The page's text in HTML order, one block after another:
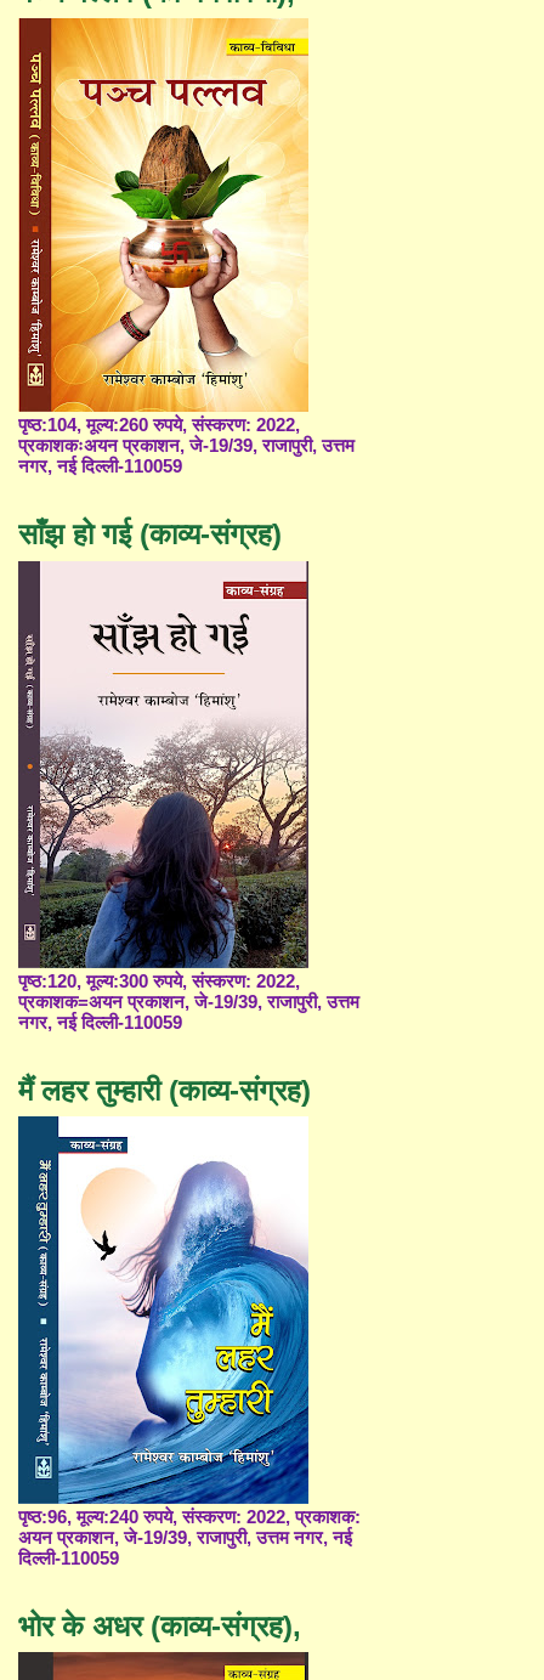
पृष्ठ:104, मूल्य:260 रुपये, संस्करण: 2022,
प्रकाशकःअयन प्रकाशन, जे-19/39, राजापुरी, उत्तम
नगर, नई दिल्ली-110059
साँझ हो गई (काव्य-संग्रह)
पृष्ठ:120, मूल्य:300 रुपये, संस्करण: 2022,
प्रकाशक=अयन प्रकाशन, जे-19/39, राजापुरी, उत्तम
नगर, नई दिल्ली-110059
मैं लहर तुम्हारी (काव्य-संग्रह)
पृष्ठ:96, मूल्य:240 रुपये, संस्करण: 2022, प्रकाशक:
अयन प्रकाशन, जे-19/39, राजापुरी, उत्तम नगर, नई
दिल्ली-110059
भोर के अधर (काव्य-संग्रह),